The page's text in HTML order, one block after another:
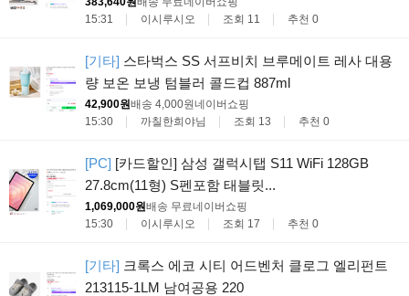
15:31
이시루시오 조회 11 추천 0
[기타] 스타벅스 SS 서프비치 브루메이트 레사 대용
량 보온 보냉 텀블러 콜드컵 887ml
42,900원배송 4,000원네이버쇼핑
15:30
까칠한희야님 조회 13 추천 0
[PC] [카드할인] 삼성 갤럭시탭 S11 WiFi 128GB
27.8cm(11형) S펜포함 태블릿...
1,069,000원배송 무료네이버쇼핑
15:30
이시루시오 조회 17 추천 0
[기타] 크록스 에코 시티 어드벤처 클로그 엘리펀트
213115-1LM 남여공용 220